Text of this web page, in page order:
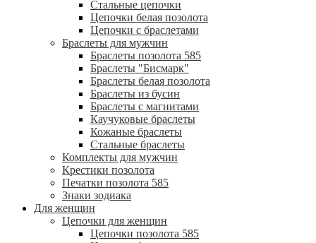
Стальные цепочки
Цепочки белая позолота
Цепочки с браслетами
Браслеты для мужчин
Браслеты позолота 585
Браслеты "Бисмарк"
Браслеты белая позолота
Браслеты из бусин
Браслеты с магнитами
Каучуковые браслеты
Кожаные браслеты
Стальные браслеты
Комплекты для мужчин
Крестики позолота
Печатки позолота 585
Знаки зодиака
Для женщин
Цепочки для женщин
Цепочки позолота 585